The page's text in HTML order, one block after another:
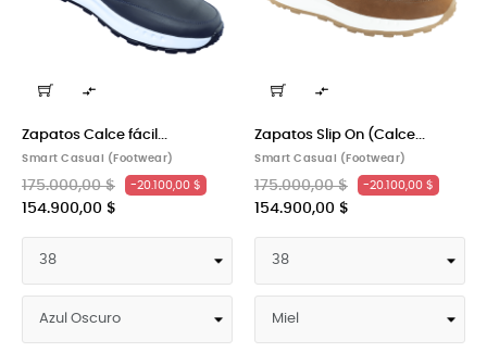

Zapatos Calce fácil...
Smart Casual (Footwear)
175.000,00 $ -20.100,00 $
154.900,00 $

Zapatos Slip On (Calce...
Smart Casual (Footwear)
175.000,00 $ -20.100,00 $
154.900,00 $